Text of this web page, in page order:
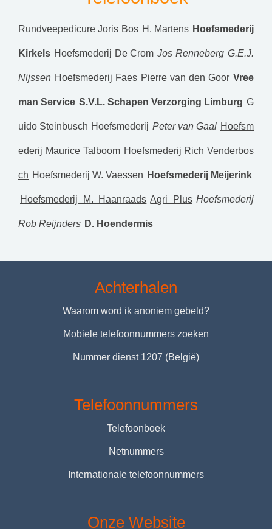
Rundveepedicure Joris Bos H. Martens Hoefsmederij
Kirkels Hoefsmederij De Crom Jos Renneberg G.E.J.
Nijssen Hoefsmederij Faes Pierre van den Goor Vree
man Service S.V.L. Schapen Verzorging Limburg G
uido Steinbusch Hoefsmederij Peter van Gaal Hoefsm
ederij Maurice Talboom Hoefsmederij Rich Venderbos
ch Hoefsmederij W. Vaessen Hoefsmederij Meijerink
Hoefsmederij M. Haanraads Agri Plus Hoefsmederij
Rob Reijnders D. Hoendermis
Achterhalen
Waarom word ik anoniem gebeld?
Mobiele telefoonnummers zoeken
Nummer dienst 1207 (België)
Telefoonnummers
Telefoonboek
Netnummers
Internationale telefoonnummers
Onze Website